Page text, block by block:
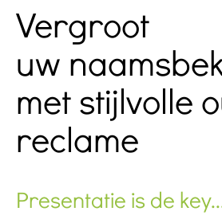
Vergroot
uw
met stijlvolle
reclame
Presentatie is de